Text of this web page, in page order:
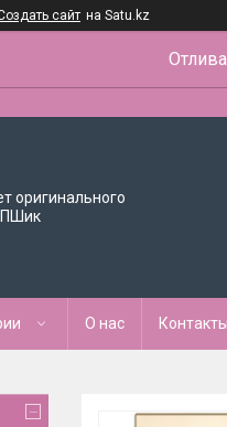
сайт на Satu.kz
оригинального
О нас Контакты